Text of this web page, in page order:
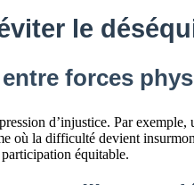
le
forces
d’injustice. Par
où la difficulté devient
équitable.